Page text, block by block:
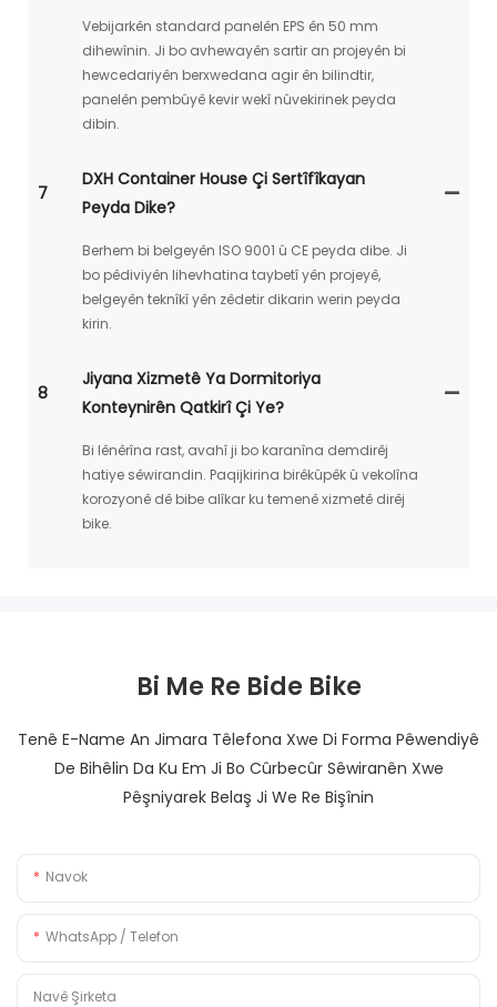
Vebijarkên standard panelên EPS ên 50 mm
dihewînin. Ji bo avhewayên sartir an projeyên bi
hewcedariyên berxwedana agir ên bilindtir,
panelên pembûyê kevir wekî nûvekirinek peyda
dibin.
7
DXH Container House Çi Sertîfîkayan
Peyda Dike?
Berhem bi belgeyên ISO 9001 û CE peyda dibe. Ji
bo pêdiviyên lihevhatina taybetî yên projeyê,
belgeyên teknîkî yên zêdetir dikarin werin peyda
kirin.
8
Jiyana Xizmetê Ya Dormitoriya
Konteynirên Qatkirî Çi Ye?
Bi lênêrîna rast, avahî ji bo karanîna demdirêj
hatiye sêwirandin. Paqijkirina birêkûpêk û vekolîna
korozyonê dê bibe alîkar ku temenê xizmetê dirêj
bike.
Bi Me Re Bide Bike
Tenê E-Name An Jimara Têlefona Xwe Di Forma Pêwendiyê
De Bihêlin Da Ku Em Ji Bo Cûrbecûr Sêwiranên Xwe
Pêşniyarek Belaş Ji We Re Bişînin
Navok
WhatsApp / Telefon
Navê Şirketa